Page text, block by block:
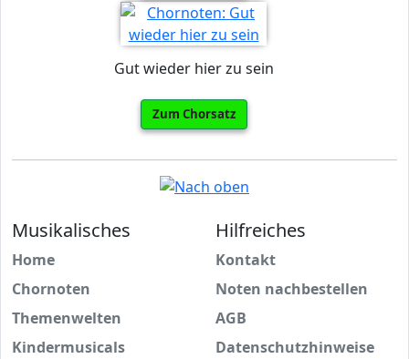
Gut wieder hier zu sein
Zum Chorsatz
Musikalisches
Home
Chornoten
Themenwelten
Kindermusicals
Hilfreiches
Kontakt
Noten nachbestellen
AGB
Datenschutzhinweise